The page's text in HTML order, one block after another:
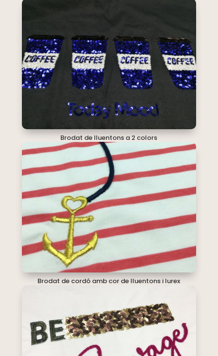
Brodat de lluentons a 2 colors
Brodat de cordó amb cor de lluentons i lurex